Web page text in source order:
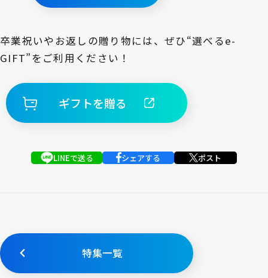
卒業祝いやお返しの贈り物には、ぜひ“選べるe-
GIFT”をご利用ください！
ギフトを贈る
LINEで送る シェアする ポスト
特集一覧